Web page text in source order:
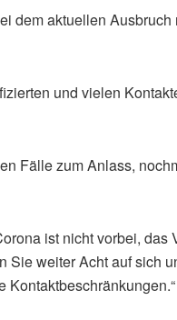
dem aktuellen
und vielen
Fälle zum Anlass,
ist nicht vorbei, das
Sie weiter Acht auf sich